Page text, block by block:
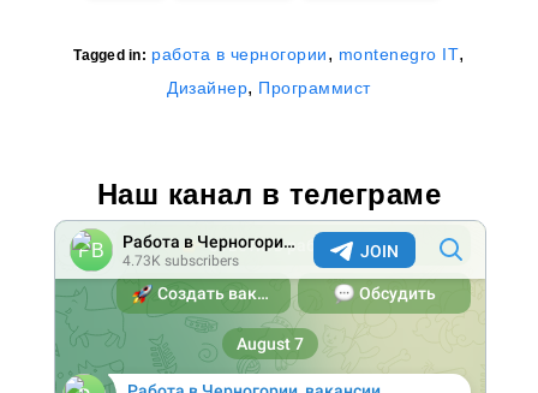
Tagged in: работа в черногории, montenegro IT,
Дизайнер, Программист
Наш канал в телеграме